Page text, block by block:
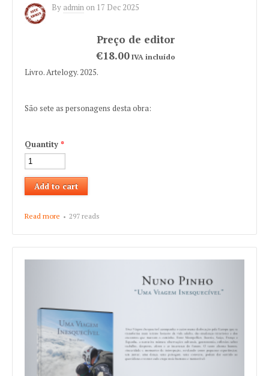
By admin on 17 Dec 2025
€18.00IVA incluído
Livro. Artelogy. 2025.
São sete as personagens desta obra:
Quantity *
Read more about Vitorino de Sousa "Sete Vidas Tiradas do Tempo"
297 reads